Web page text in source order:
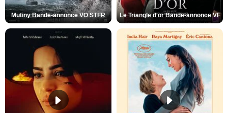
Mutiny Bande-annonce VO STFR Le Triangle d'or Bande-annonce VF